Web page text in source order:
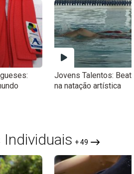
Jovens Talentos:
na natação artística
+ 49